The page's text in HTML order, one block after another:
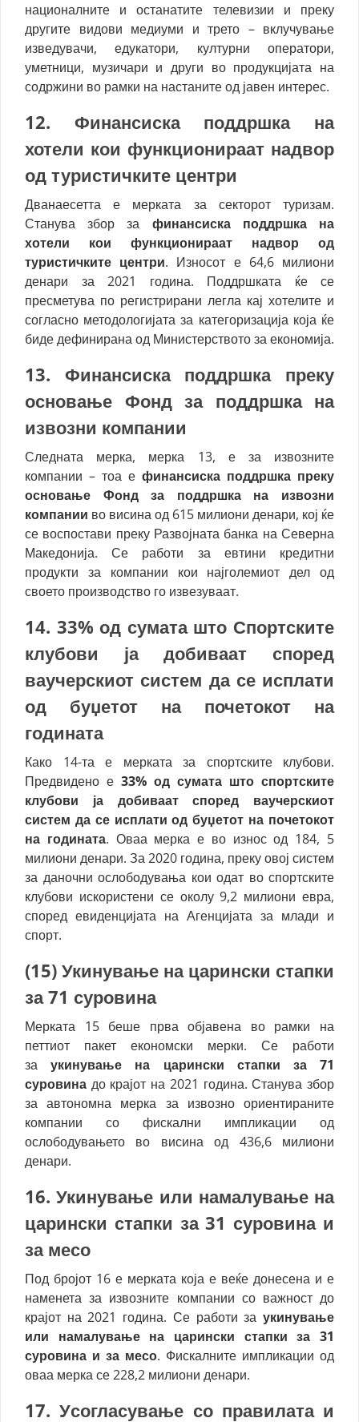
националните и останатите телевизии и преку
другите видови медиуми и трето – вклучување
изведувачи, едукатори, културни оператори,
уметници, музичари и други во продукцијата на
содржини во рамки на настаните од јавен интерес.
12. Финансиска поддршка на
хотели кои функционираат надвор
од туристичките центри
Дванаесетта е мерката за секторот туризам.
Станува збор за финансиска поддршка на
хотели кои функционираат надвор од
туристичките центри. Износот е 64,6 милиони
денари за 2021 година. Поддршката ќе се
пресметува по регистрирани легла кај хотелите и
согласно методологијата за категоризација која ќе
биде дефинирана од Министерството за економија.
13. Финансиска поддршка преку
основање Фонд за поддршка на
извозни компании
Следната мерка, мерка 13, е за извозните
компании – тоа е финансиска поддршка преку
основање Фонд за поддршка на извозни
компании во висина од 615 милиони денари, кој ќе
се воспостави преку Развојната банка на Северна
Македонија. Се работи за евтини кредитни
продукти за компании кои најголемиот дел од
своето производство го извезуваат.
14. 33% од сумата што Спортските
клубови ја добиваат според
ваучерскиот систем да се исплати
од буџетот на почетокот на
годината
Како 14-та е мерката за спортските клубови.
Предвидено е 33% од сумата што спортските
клубови ја добиваат според ваучерскиот
систем да се исплати од буџетот на почетокот
на годината. Оваа мерка е во износ од 184, 5
милиони денари. За 2020 година, преку овој систем
за даночни ослободувања кои одат во спортските
клубови искористени се околу 9,2 милиони евра,
според евиденцијата на Агенцијата за млади и
спорт.
(15) Укинување на царински стапки
за 71 суровина
Мерката 15 беше прва објавена во рамки на
петтиот пакет економски мерки. Се работи
заукинување на царински стапки за 71
суровина до крајот на 2021 година. Станува збор
за автономна мерка за извозно ориентираните
компании со фискални импликации од
ослободувањето во висина од 436,6 милиони
денари.
16.Укинување или намалување на
царински стапки за 31 суровина и
за месо
Под бројот 16 е мерката која е веќе донесена и е
наменета за извозните компании со важност до
крајот на 2021 година. Се работи за укинување
или намалување на царински стапки за 31
суровина и за месо. Фискалните импликации од
оваа мерка се 228,2 милиони денари.
17. Усогласување со правилата и